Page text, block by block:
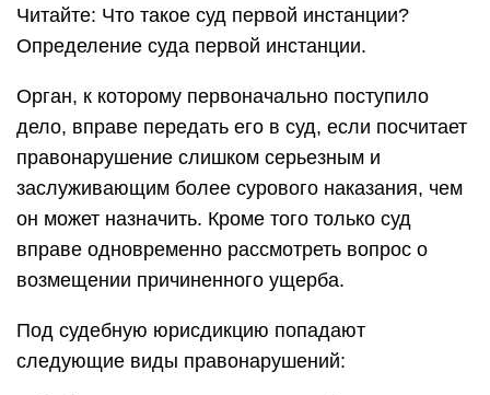
Читайте: Что такое суд первой инстанции?
Определение суда первой инстанции.
Орган, к которому первоначально поступило
дело, вправе передать его в суд, если посчитает
правонарушение слишком серьезным и
заслуживающим более сурового наказания, чем
он может назначить. Кроме того только суд
вправе одновременно рассмотреть вопрос о
возмещении причиненного ущерба.
Под судебную юрисдикцию попадают
следующие виды правонарушений: